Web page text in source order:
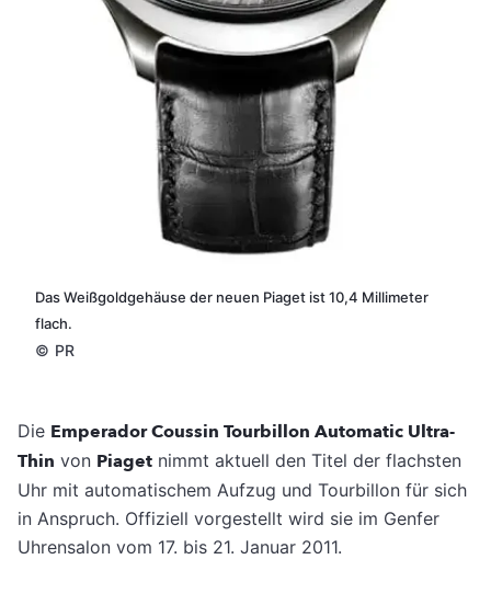
Das Weißgoldgehäuse der neuen Piaget ist 10,4 Millimeter
flach.
© PR
Die Emperador Coussin Tourbillon Automatic Ultra-
Thin von Piaget nimmt aktuell den Titel der flachsten
Uhr mit automatischem Aufzug und Tourbillon für sich
in Anspruch. Offiziell vorgestellt wird sie im Genfer
Uhrensalon vom 17. bis 21. Januar 2011.